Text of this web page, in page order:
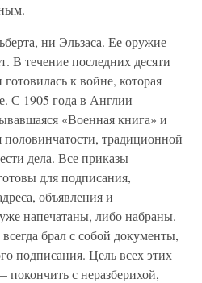
ни Эльзаса. Ее оружие
В течение последних десяти
к войне, которая
С 1905 года в Англии
«Военная книга» и
половинчатости, традиционной
дела. Все приказы
для подписания,
объявления и
напечатаны, либо набраны.
брал с собой документы,
подписания. Цель всех этих
с неразберихой,